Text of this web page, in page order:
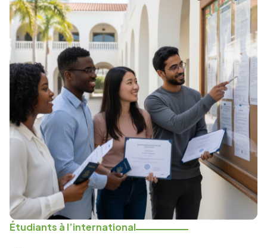
Étudiants à l’international